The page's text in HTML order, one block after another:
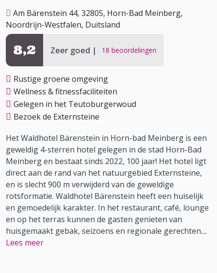
Am Bärenstein 44, 32805, Horn-Bad Meinberg,
Noordrijn-Westfalen, Duitsland
Zeer goed 18 beoordelingen
8,2
Rustige groene omgeving
Wellness & fitnessfaciliteiten
Gelegen in het Teutoburgerwoud
Bezoek de Externsteine
Het Waldhotel Bärenstein in Horn-bad Meinberg is een
geweldig 4-sterren hotel gelegen in de stad Horn-Bad
Meinberg en bestaat sinds 2022, 100 jaar! Het hotel ligt
direct aan de rand van het natuurgebied Externsteine,
en is slecht 900 m verwijderd van de geweldige
rotsformatie. Waldhotel Bärenstein heeft een huiselijk
en gemoedelijk karakter. In het restaurant, café, lounge
en op het terras kunnen de gasten genieten van
huisgemaakt gebak, seizoens en regionale gerechten....
Lees meer